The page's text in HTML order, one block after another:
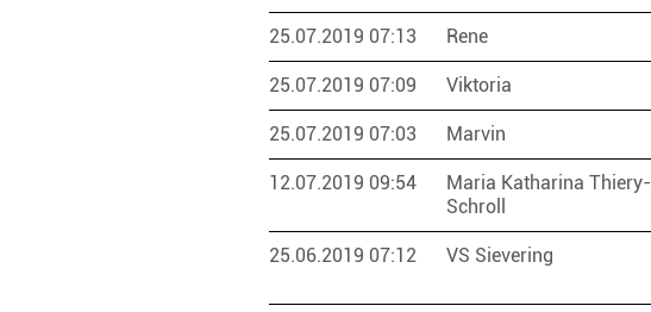
25.07.2019 07:13 Rene
25.07.2019 07:09 Viktoria
25.07.2019 07:03 Marvin
12.07.2019 09:54
Maria Katharina Thiery-
Schroll
25.06.2019 07:12 VS Sievering